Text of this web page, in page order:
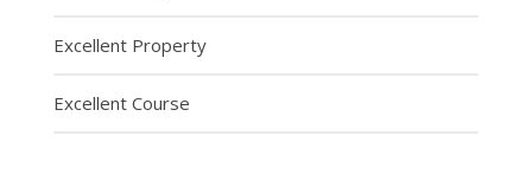
Excellent Property
Excellent Course